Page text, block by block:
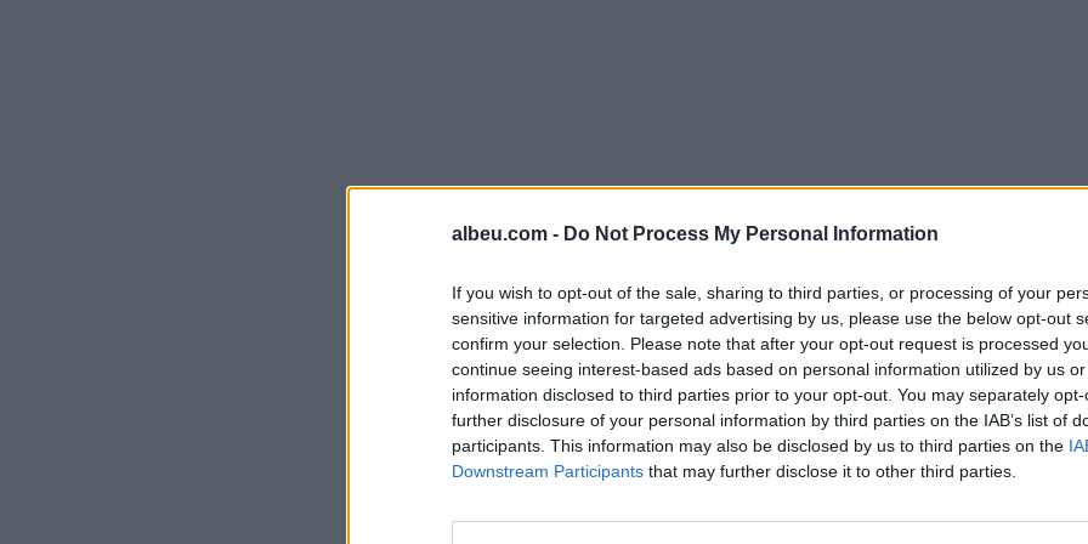
albeu.com - Do Not Process My Personal Information
If you wish to opt-out of the sale, sharing to third parties, or processing of your
sensitive information for targeted advertising by us, please use the below opt-out
confirm your selection. Please note that after your opt-out request is processed
continue seeing interest-based ads based on personal information utilized by us
information disclosed to third parties prior to your opt-out. You may separately
further disclosure of your personal information by third parties on the IAB’s list of
participants. This information may also be disclosed by us to third parties on the
Downstream Participants that may further disclose it to other third parties.